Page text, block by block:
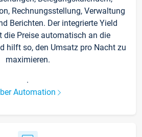
Rechnungsstellung, Verwaltung
Berichten. Der integrierte Yield
die Preise automatisch an die
hilft so, den Umsatz pro Nacht zu
maximieren.
.
Automation